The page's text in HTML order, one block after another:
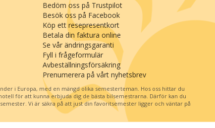
Bedöm oss på Trustpilot
Besök oss på Facebook
Köp ett resepresentkort
Betala din faktura online
Se vår ändringsgaranti
Fyll i frågeformulär
Avbeställningsförsäkring
Prenumerera på vårt nyhetsbrev
i Europa, med en mängd olika semesterteman. Hos oss hittar du
för att kunna erbjuda dig de bästa bilsemestrarna. Därför kan du
Vi är säkra på att just din favoritsemester ligger och väntar på